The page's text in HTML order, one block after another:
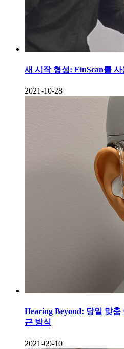
새 시작 형성: EinScan를
2021-10-28
Hearing Beyond: 당일 맞
근 방식
2021-09-10